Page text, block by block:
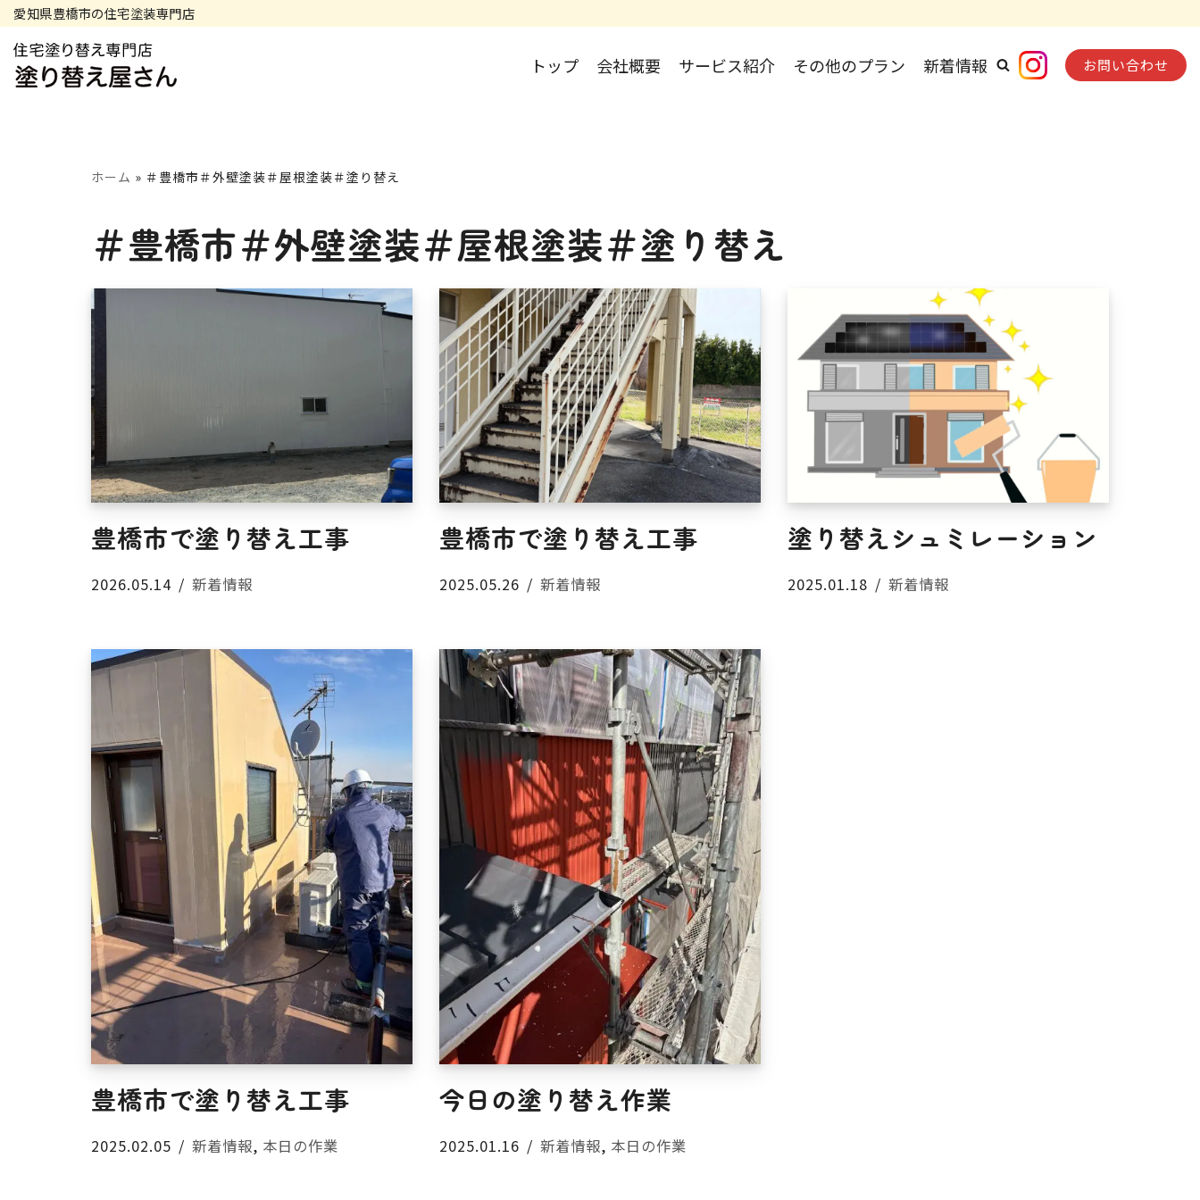
コ
愛知県豊橋市の住宅塗装専門店
トップ 会社概要 サービス紹介 その他のプラン 新着情報 お問い合わせ
ホーム » ＃豊橋市＃外壁塗装＃屋根塗装＃塗り替え
＃豊橋市＃外壁塗装＃屋根塗装＃塗り替え
豊橋市で塗り替え工事
2026.05.14 新着情報
豊橋市で塗り替え工事
2025.05.26 新着情報
塗り替えシュミレーション
2025.01.18 新着情報
豊橋市で塗り替え工事
2025.02.05 新着情報, 本日の作業
今日の塗り替え作業
2025.01.16 新着情報, 本日の作業